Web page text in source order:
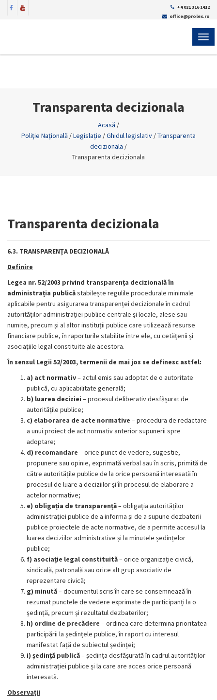
+4 021 316 1412
office@prolex.ro
Transparenta decizionala
Acasă /
Poliţie Naţională /Legislație /Ghidul legislativ /Transparenta
decizionala /
Transparenta decizionala
Transparenta decizionala
6.3. TRANSPARENŢA DECIZIONALĂ
Definire
Legea nr. 52/2003 privind transparența decizională în
administrația publicăstabilește regulile procedurale minimale
aplicabile pentru asigurarea transparenței decizionale în cadrul
autorităților administrației publice centrale și locale, alese sau
numite, precum și al altor instituții publice care utilizează resurse
financiare publice, în raporturile stabilite între ele, cu cetățenii și
asociațiile legal constituite ale acestora.
În sensul Legii 52/2003, termenii de mai jos se definesc astfel:
a) act normativ– actul emis sau adoptat de o autoritate
publică, cu aplicabilitate generală;
b) luarea deciziei – procesul deliberativ desfășurat de
autoritățile publice;
c) elaborarea de acte normative – procedura de redactare
a unui proiect de act normativ anterior supunerii spre
adoptare;
d) recomandare – orice punct de vedere, sugestie,
propunere sau opinie, exprimată verbal sau în scris, primită de
către autoritățile publice de la orice persoană interesată în
procesul de luare a deciziilor și în procesul de elaborare a
actelor normative;
e) obligația de transparență– obligația autorităților
administrației publice de a informa și de a supune dezbaterii
publice proiectele de acte normative, de a permite accesul la
luarea deciziilor administrative și la minutele ședințelor
publice;
f) asociație legal constituită– orice organizație civică,
sindicală, patronală sau orice alt grup asociativ de
reprezentare civică;
g) minută– documentul scris în care se consemnează în
rezumat punctele de vedere exprimate de participanți la o
ședință, precum și rezultatul dezbaterilor;
h) ordine de precădere – ordinea care determina prioritatea
participării la ședințele publice, în raport cu interesul
manifestat față de subiectul ședinței;
i) ședință publică– ședința desfășurată în cadrul autorităților
administrației publice și la care are acces orice persoană
interesată.
Observații